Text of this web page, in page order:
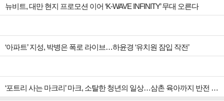
뉴비트, 대만 현지 프로모션 이어 ‘K-WAVE INFINITY’ 무대 오른다
‘아파트’ 지성, 박병은 폭로 라이브…하윤경 ‘유치원 잠입 작전’
‘포트리 사는 마크리’ 마크, 소탈한 청년의 일상…삼촌 육아까지 반전 매력